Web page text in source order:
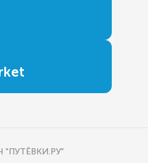
"ПУТЁВКИ.РУ"